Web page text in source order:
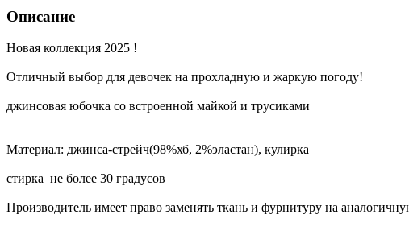
Описание
Новая коллекция 2025 !
Отличный выбор для девочек на прохладную и жаркую погоду!
джинсовая юбочка со встроенной майкой и трусиками
Материал: джинса-стрейч(98%хб, 2%эластан), кулирка
стирка не более 30 градусов
Производитель имеет право заменять ткань и фурнитуру на